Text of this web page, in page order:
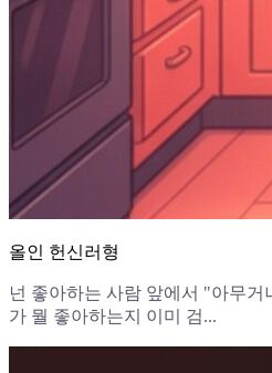
올인 헌신러형
넌 좋아하는 사람 앞에서 "아무거
가 뭘 좋아하는지 이미 검...